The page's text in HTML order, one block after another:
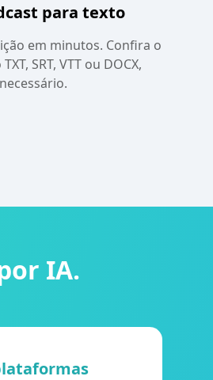
para texto
em minutos. Confira o
SRT, VTT ou DOCX,
IA.